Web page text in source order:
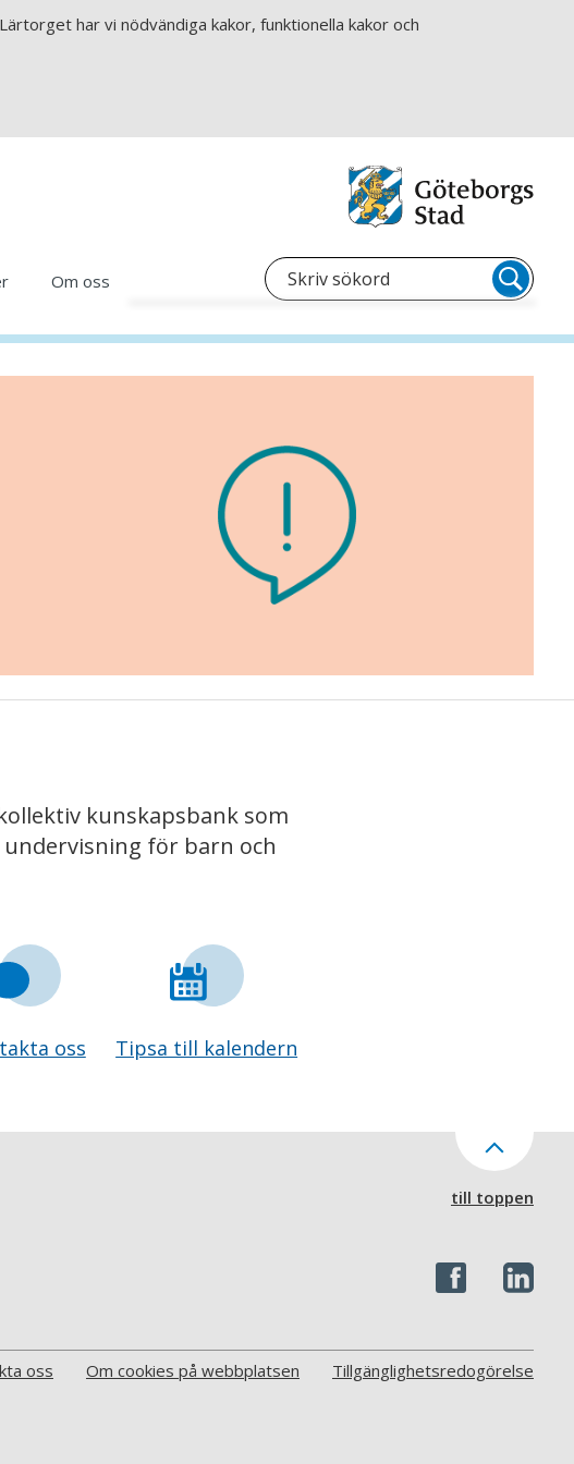
har vi nödvändiga kakor, funktionella kakor och
Om oss
kunskapsbank som
för barn och
oss Tipsa till kalendern
till toppen
oss Om cookies på webbplatsen Tillgänglighetsredogörelse